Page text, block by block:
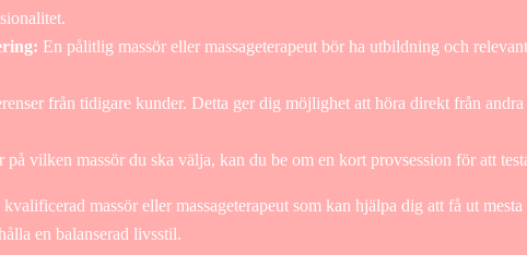
En pålitlig massör eller massageterapeut bör ha utbildning och
från tidigare kunder. Detta ger dig möjlighet att höra direkt från andra
på vilken massör du ska välja, kan du be om en kort provsession för att
massör eller massageterapeut som kan hjälpa dig att få ut
en balanserad livsstil.